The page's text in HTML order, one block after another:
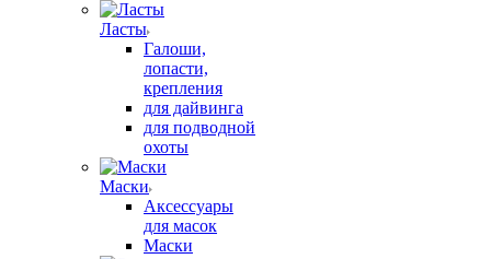
Ласты
Галоши,
лопасти,
крепления
для дайвинга
для подводной
охоты
Маски
Аксессуары
для масок
Маски